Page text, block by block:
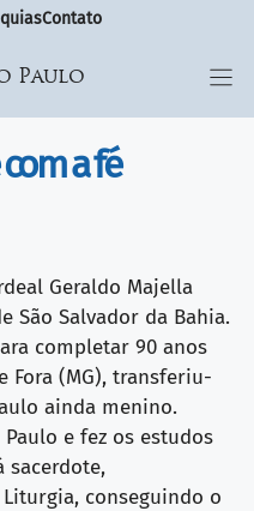
Contato
Paulo
a fé
Geraldo Majella
São Salvador da Bahia.
completar 90 anos
Fora (MG), transferiu-
ainda menino.
e fez os estudos
sacerdote,
conseguindo o